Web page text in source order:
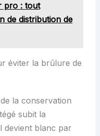
pro : tout
de distribution de
éviter la brûlure de
la conservation
subit la
devient blanc par